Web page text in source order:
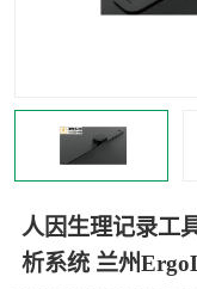
人因生理记录工
析系统 兰州